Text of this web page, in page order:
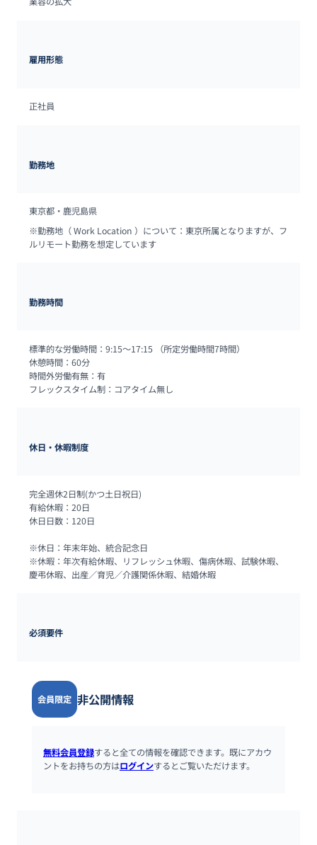
雇用形態
正社員
勤務地
東京都・鹿児島県
※勤務地（ Work Location ）について：東京所属となりますが、フ
ルリモート勤務を想定しています
勤務時間
標準的な労働時間：9:15～17:15 （所定労働時間7時間）
休憩時間：60分
時間外労働有無：有
フレックスタイム制：コアタイム無し
休日・休暇制度
完全週休2日制(かつ土日祝日)
有給休暇：20日
休日日数：120日
※休日：年末年始、統合記念日
※休暇：年次有給休暇、リフレッシュ休暇、傷病休暇、試験休暇、
慶弔休暇、出産／育児／介護関係休暇、結婚休暇
必須要件
会員限定 非公開情報
無料会員登録すると全ての情報を確認できます。既にアカウ
ントをお持ちの方はログインするとご覧いただけます。